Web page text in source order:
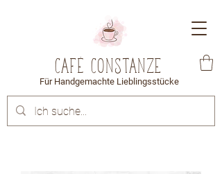
Café Constanze
Für Handgemachte Lieblingsstücke